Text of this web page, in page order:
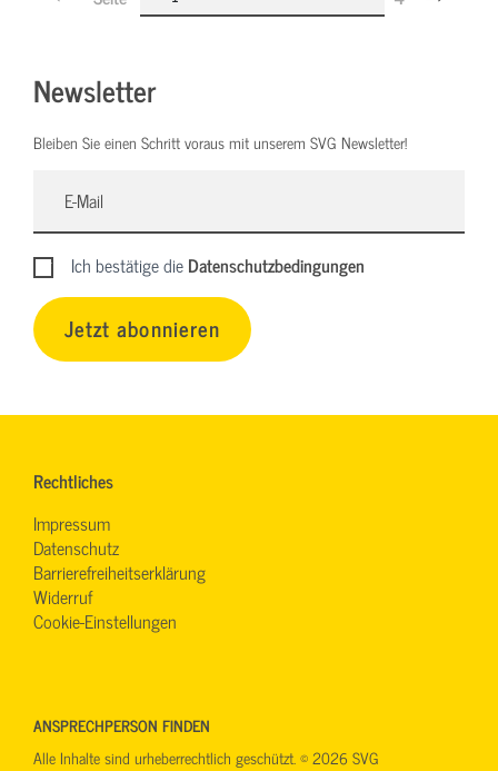
Newsletter
Bleiben Sie einen Schritt voraus mit unserem SVG Newsletter!
Ich bestätige dieDatenschutzbedingungen
Jetzt abonnieren
Rechtliches
Impressum
Datenschutz
Barrierefreiheitserklärung
Widerruf
Cookie-Einstellungen
ANSPRECHPERSON FINDEN
Alle Inhalte sind urheberrechtlich geschützt. © 2026 SVG